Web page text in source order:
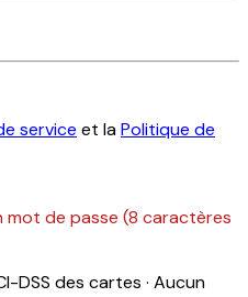
service et laPolitique de
mot de passe (8 caractères
DSS des cartes · Aucun